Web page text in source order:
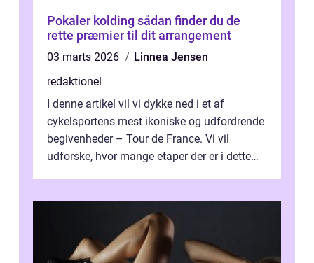
Pokaler kolding sådan finder du de
rette præmier til dit arrangement
03 marts 2026
Linnea Jensen
redaktionel
I denne artikel vil vi dykke ned i et af
cykelsportens mest ikoniske og udfordrende
begivenheder – Tour de France. Vi vil
udforske, hvor mange etaper der er i dette